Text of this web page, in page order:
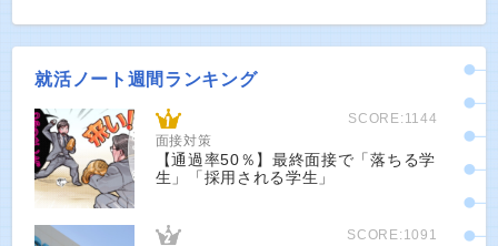
就活ノート週間ランキング
SCORE:1144
面接対策
【通過率50％】最終面接で「落ちる学
生」「採用される学生」
SCORE:1091